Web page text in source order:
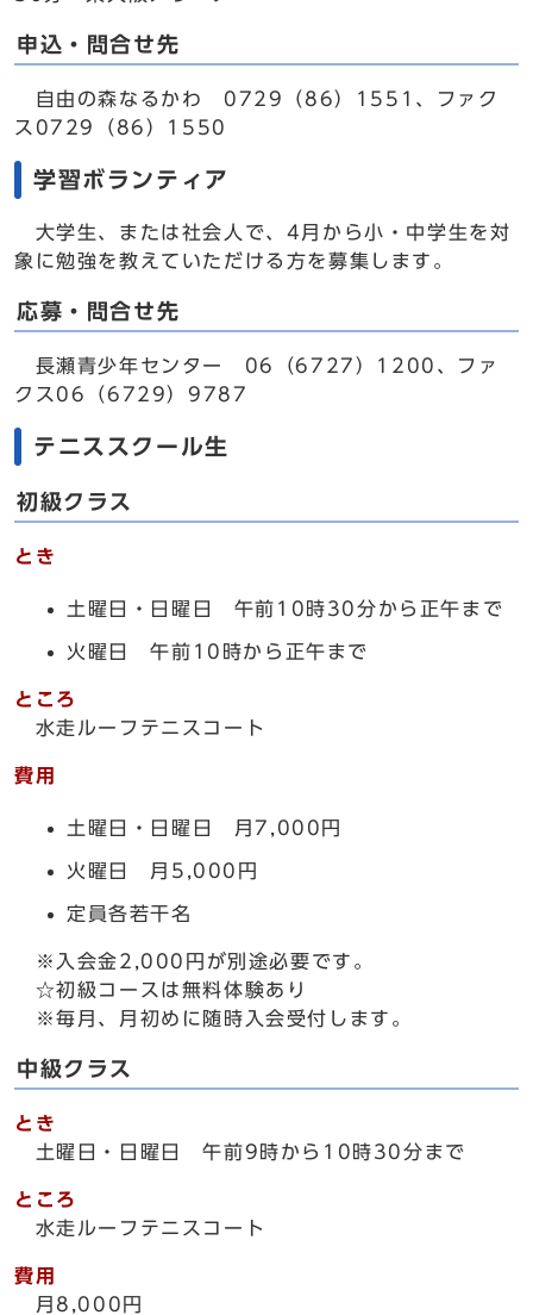
申込・問合せ先
自由の森なるかわ 0729（86）1551、ファク
ス0729（86）1550
学習ボランティア
大学生、または社会人で、4月から小・中学生を対
象に勉強を教えていただける方を募集します。
応募・問合せ先
長瀬青少年センター 06（6727）1200、ファ
クス06（6729）9787
テニススクール生
初級クラス
とき
土曜日・日曜日 午前10時30分から正午まで
火曜日 午前10時から正午まで
ところ
水走ルーフテニスコート
費用
土曜日・日曜日 月7,000円
火曜日 月5,000円
定員各若干名
※入会金2,000円が別途必要です。
☆初級コースは無料体験あり
※毎月、月初めに随時入会受付します。
中級クラス
とき
土曜日・日曜日 午前9時から10時30分まで
ところ
水走ルーフテニスコート
費用
月8,000円